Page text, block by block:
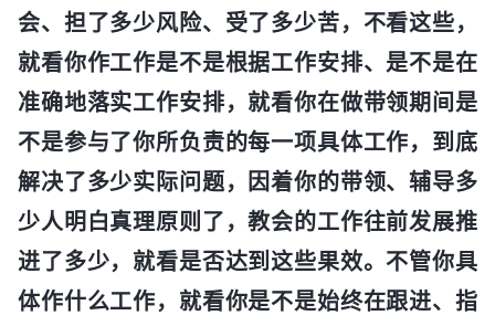
会、担了多少风险、受了多少苦，不看这些，
就看你作工作是不是根据工作安排、是不是在
准确地落实工作安排，就看你在做带领期间是
不是参与了你所负责的每一项具体工作，到底
解决了多少实际问题，因着你的带领、辅导多
少人明白真理原则了，教会的工作往前发展推
进了多少，就看是否达到这些果效。不管你具
体作什么工作，就看你是不是始终在跟进、指